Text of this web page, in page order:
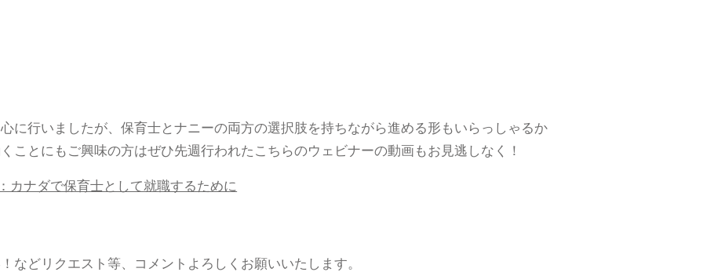
に行いましたが、保育士とナニーの両方の選択肢を持ちながら進める形もいらっしゃるか
ことにもご興味の方はぜひ先週行われたこちらのウェビナーの動画もお見逃しなく！
カナダで保育士として就職するために
などリクエスト等、コメントよろしくお願いいたします。